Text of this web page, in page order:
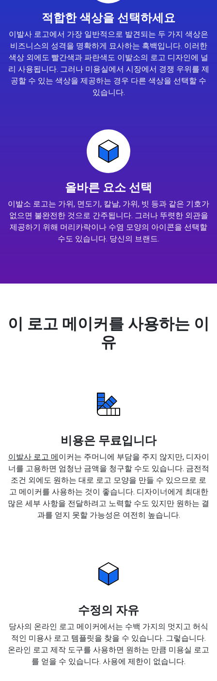
적합한 색상을 선택하세요
이발사 로고에서 가장 일반적으로 발견되는 두 가지 색상은
비즈니스의 성격을 명확하게 묘사하는 흑백입니다. 이러한
색상 외에도 빨간색과 파란색도 이발소의 로고 디자인에 널
리 사용됩니다. 그러나 미용실에서 시장에서 경쟁 우위를 제
공할 수 있는 색상을 제공하는 경우 다른 색상을 선택할 수
있습니다.
올바른 요소 선택
이발소 로고는 가위, 면도기, 칼날, 가위, 빗 등과 같은 기호가
없으면 불완전한 것으로 간주됩니다. 그러나 뚜렷한 외관을
제공하기 위해 머리카락이나 수염 모양의 아이콘을 선택할
수도 있습니다. 당신의 브랜드.
이 로고 메이커를 사용하는 이
유
비용은 무료입니다
이발사 로고 메이커는 주머니에 부담을 주지 않지만, 디자이
너를 고용하면 엄청난 금액을 청구할 수도 있습니다. 금전적
조건 외에도 원하는 대로 로고 모양을 만들 수 있으므로 로
고 메이커를 사용하는 것이 좋습니다. 디자이너에게 최대한
많은 세부 사항을 전달하려고 노력할 수도 있지만 원하는 결
과를 얻지 못할 가능성은 여전히 높습니다.
수정의 자유
당사의 온라인 로고 메이커에서는 수백 가지의 멋지고 허식
적인 미용사 로고 템플릿을 찾을 수 있습니다. 그렇습니다.
온라인 로고 제작 도구를 사용하면 원하는 만큼 미용실 로고
를 얻을 수 있습니다. 사용에 제한이 없습니다.